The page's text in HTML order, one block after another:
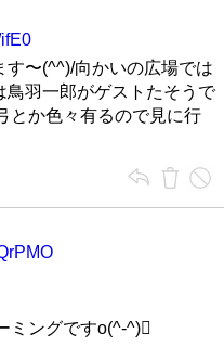
〜(^^)/向かいの広場では
羽一郎がゲストたそうで
とか色々有るので見に行
ミングですo(^-^)